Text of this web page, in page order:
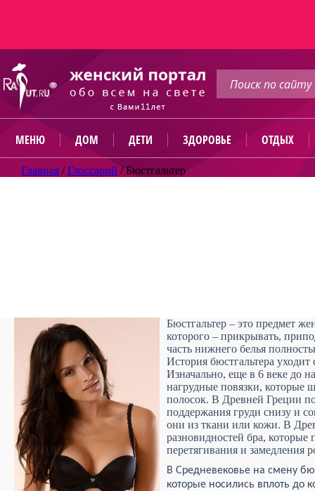
МЕНЮ ДОМ ДЕТИ ЗДОРОВЬЕ ОТДЫХ
Главная /Глоссарий /Бюстгальтер
Бюстгальтер – это предмет
которого – прикрывать,
часть нижнего белья
История бюстгальтера
Изначально, еще в 6 веке до
нагрудные повязки, которые
полосок. В Древней Греции
поддержания груди снизу и
они из ткани или кожи. В
разновидностей бра,
перетягивания и замедления
В Средневековье на смену
которые носились вплоть до